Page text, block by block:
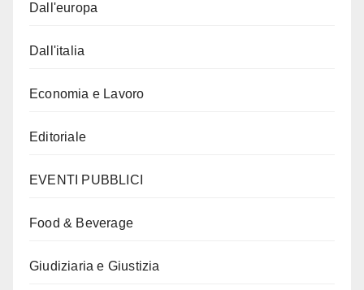
Dall'europa
Dall'italia
Economia e Lavoro
Editoriale
EVENTI PUBBLICI
Food & Beverage
Giudiziaria e Giustizia